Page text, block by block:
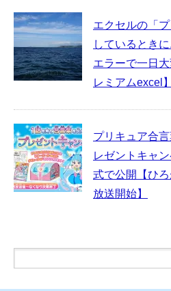
エクセルの「
しているとき
エラーで一日
レミアムexcel】
プリキュア合
レゼントキャ
式で公開【ひ
放送開始】